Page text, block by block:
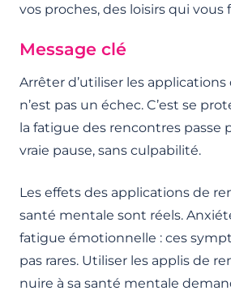
vos proches, des loisirs qui vous
Message clé
Arrêter d’utiliser les
n’est pas un échec. C’est se
la fatigue des rencontres passe
vraie pause, sans culpabilité.
Les effets des applications de
santé mentale sont réels.
fatigue émotionnelle : ces
pas rares. Utiliser les applis de
nuire à sa santé mentale